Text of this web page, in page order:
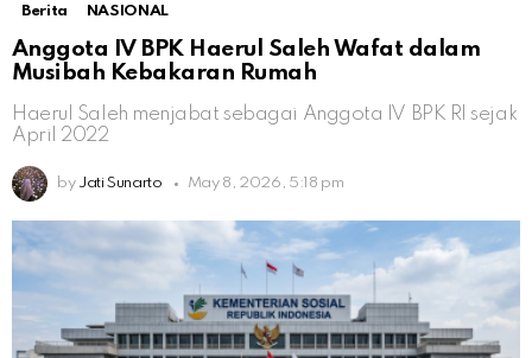
Berita NASIONAL
Anggota IV BPK Haerul Saleh Wafat dalam
Musibah Kebakaran Rumah
Haerul Saleh menjabat sebagai Anggota IV BPK RI sejak
April 2022
by Jati Sunarto May 8, 2026, 5:18 pm